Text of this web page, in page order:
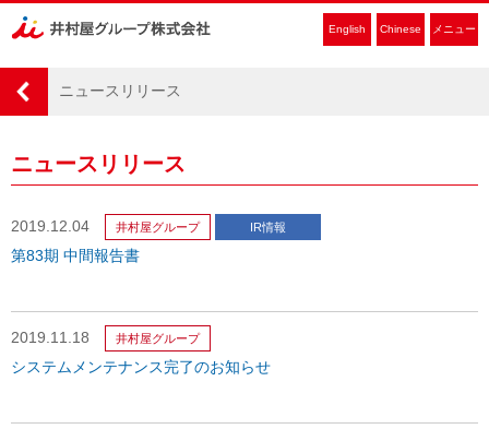
English Chinese メニュー
ニュースリリース
ニュースリリース
2019.12.04 井村屋グループ IR情報
第83期 中間報告書
2019.11.18 井村屋グループ
システムメンテナンス完了のお知らせ